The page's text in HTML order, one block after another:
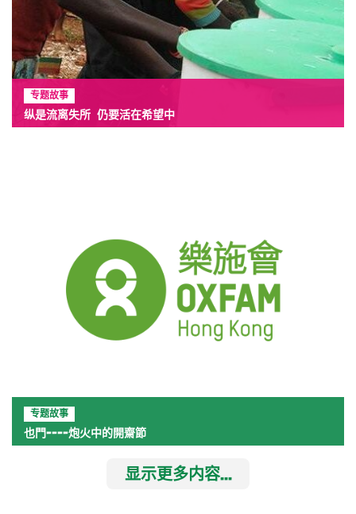
专题故事
纵是流离失所 仍要活在希望中
专题故事
也門----炮火中的開齋節
显示更多内容...